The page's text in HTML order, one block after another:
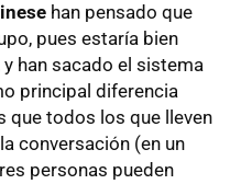
han pensado que
pues estaría bien
han sacado el sistema
principal diferencia
todos los que lleven
conversación (en un
personas pueden